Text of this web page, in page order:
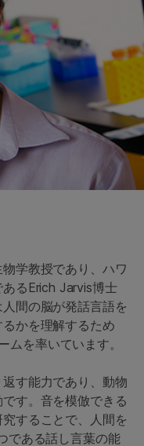
学教授であり、ハワ
るErich Jarvis博士
間の脳が発話言語を
かを理解するため
ムを率いています。
す能力であり、動物
す。音を模倣できる
することで、人間を
である話し言葉の能